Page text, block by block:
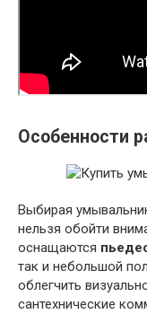
Особенности
Выбирая
нельзя обойти
оснащаются
так и небольшой
облегчить
сантехнические